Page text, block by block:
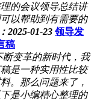
的会议领导总结讲
以帮助到有需要的
2025-01-23 领导发
稿
断变革的新时代，我
是一种实用性比较
。那么问题来了，
是小编精心整理的